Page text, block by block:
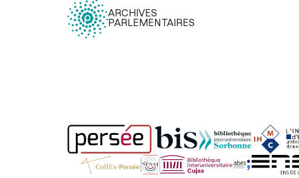
la comptabilité et le remboursement des compagnies de
finances, lors de la séance du 21 juillet 1791
Lebrun Charles François
patriotique et hommage]
p.477
Defermon des Chapelières Jacques
Motion de M. Malouet afin que le comité des rapports
intervienne sur l'affaire du sieur Poussel, injustement
ARCHIVES
PARLEMENTAIRES